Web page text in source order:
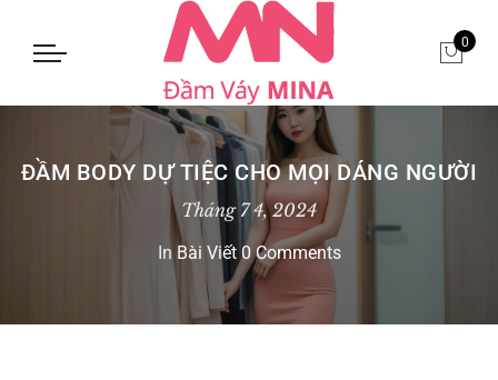
0
ĐẦM BODY DỰ TIỆC CHO MỌI DÁNG NGƯỜI
Tháng 7 4, 2024
In Bài Viết 0 Comments